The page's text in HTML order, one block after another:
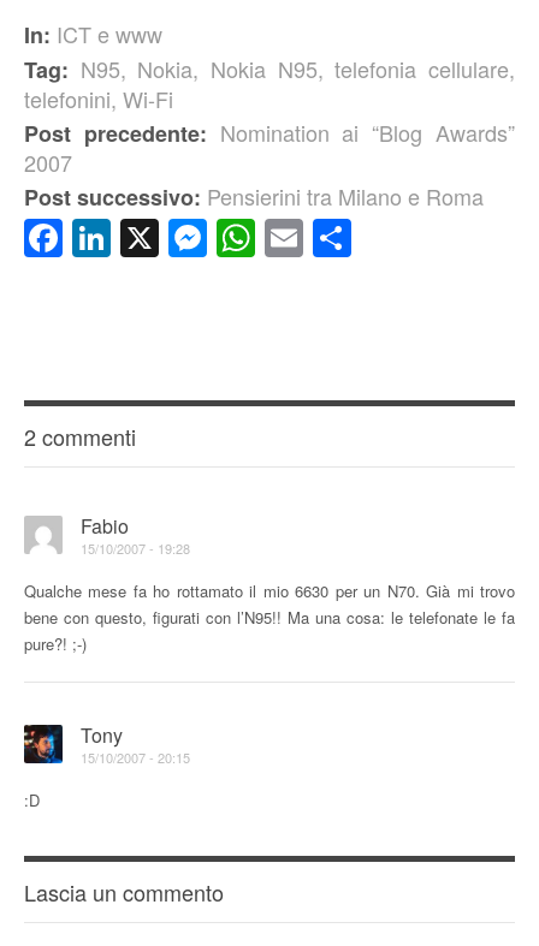
In: ICT e www
Tag: N95, Nokia, Nokia N95,telefonia cellulare,
telefonini, Wi-Fi
Post precedente: Nomination ai “Blog Awards”
2007
Post successivo: Pensierini tra Milano e Roma
Facebook
LinkedIn
X Messenger
WhatsApp
Email
2 commenti
Fabio
15/10/2007 - 19:28
Qualche mese fa ho rottamato il mio 6630 per un N70. Già mi trovo
bene con questo, figurati con l’N95!! Ma una cosa: le telefonate le fa
pure?! ;-)
Tony
15/10/2007 - 20:15
:D
Lascia un commento